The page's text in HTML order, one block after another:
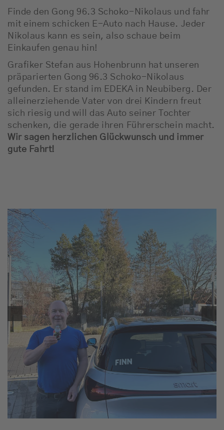
Finde den Gong 96.3 Schoko-Nikolaus und fahr
mit einem schicken E-Auto nach Hause. Jeder
Nikolaus kann es sein, also schaue beim
Einkaufen genau hin!
Grafiker Stefan aus Hohenbrunn hat unseren
präparierten Gong 96.3 Schoko-Nikolaus
gefunden. Er stand im EDEKA in Neubiberg. Der
alleinerziehende Vater von drei Kindern freut
sich riesig und will das Auto seiner Tochter
schenken, die gerade ihren Führerschein macht.
Wir sagen herzlichen Glückwunsch und immer
gute Fahrt!